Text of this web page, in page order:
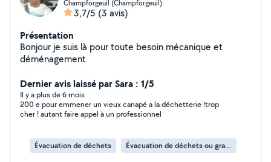
Champforgeuil (Champforgeuil)
3,7/5 (3 avis)
Présentation
Bonjour je suis là pour toute besoin mécanique et
déménagement
Dernier avis laissé par Sara : 1/5
Il y a plus de 6 mois
200 e pour emmener un vieux canapé a la déchetterie !trop
cher ! autant faire appel à un professionnel
Évacuation de déchets Évacuation de déchets ou gravats